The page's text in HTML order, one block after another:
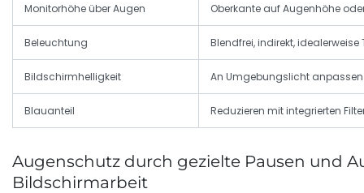
Monitorhöhe über Augen Oberkante auf Augenhöhe
Beleuchtung Blendfrei, indirekt,
Bildschirmhelligkeit An Umgebungslicht anpassen
Blauanteil Reduzieren mit integrierten
Augenschutz durch gezielte Pausen und
Bildschirmarbeit